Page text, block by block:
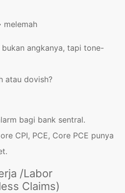
melemah
angkanya, tapi tone-
atau dovish?
bagi bank sentral.
CPI, PCE, Core PCE punya
/Labor
Claims)